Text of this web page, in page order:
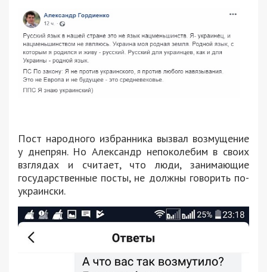
Пост народного избранника вызвал возмущение
у днепрян. Но Александр непоколебим в своих
взглядах и считает, что люди, занимающие
государственные посты, не должны говорить по-
украински.